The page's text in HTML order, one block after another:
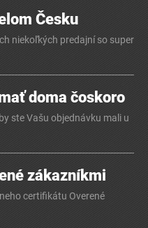
Česku
niekoľkých predajní so super
doma čoskoro
ste Vašu objednávku mali u
zákazníkmi
certifikátu Overené